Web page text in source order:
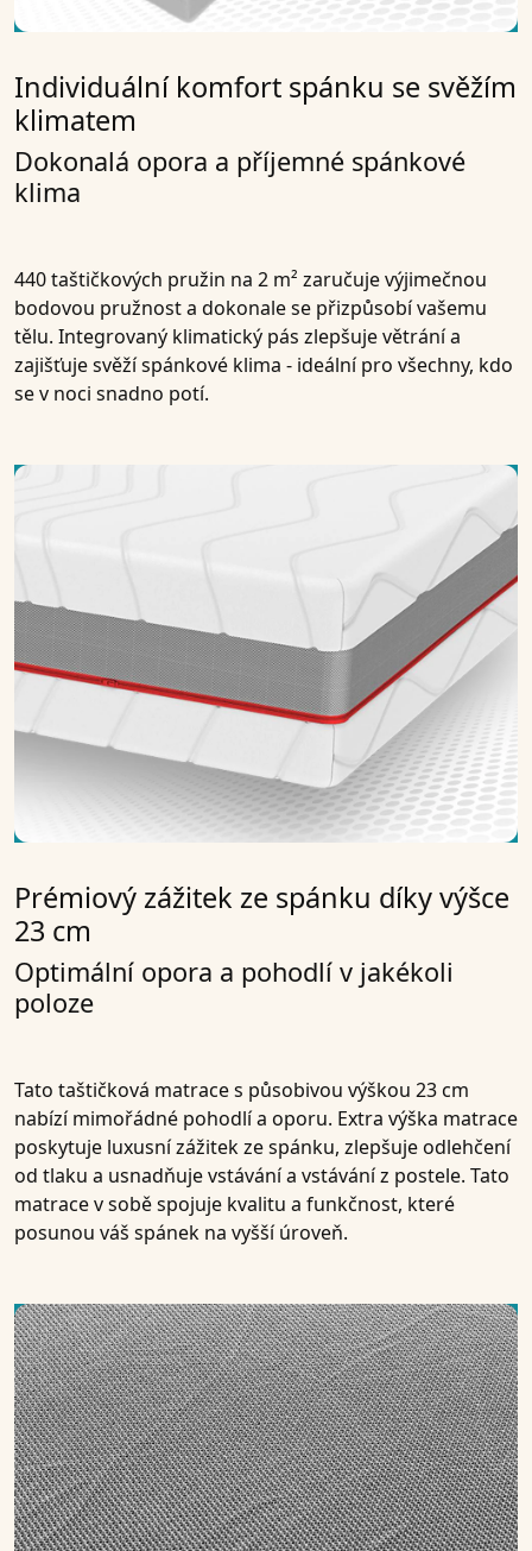
Individuální komfort spánku se svěžím
klimatem
Dokonalá opora a příjemné spánkové
klima
440 taštičkových pružin na 2 m² zaručuje výjimečnou
bodovou pružnost a dokonale se přizpůsobí vašemu
tělu. Integrovaný klimatický pás zlepšuje větrání a
zajišťuje svěží spánkové klima - ideální pro všechny, kdo
se v noci snadno potí.
Prémiový zážitek ze spánku díky výšce
23 cm
Optimální opora a pohodlí v jakékoli
poloze
Tato taštičková matrace s působivou výškou 23 cm
nabízí mimořádné pohodlí a oporu. Extra výška matrace
poskytuje luxusní zážitek ze spánku, zlepšuje odlehčení
od tlaku a usnadňuje vstávání a vstávání z postele. Tato
matrace v sobě spojuje kvalitu a funkčnost, které
posunou váš spánek na vyšší úroveň.